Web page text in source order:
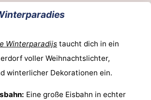
Winterparadijs taucht dich in ein
voller Weihnachtslichter,
winterlicher Dekorationen ein.
Eine große Eisbahn in echter